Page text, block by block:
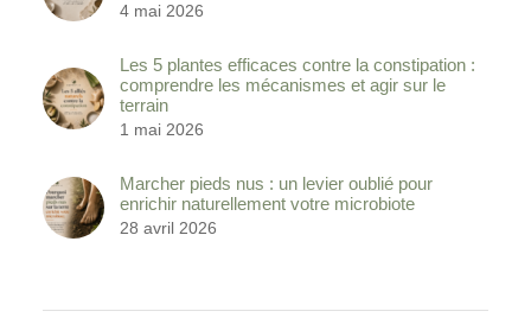
4 mai 2026
Les 5 plantes efficaces contre la constipation :
comprendre les mécanismes et agir sur le
terrain
1 mai 2026
Marcher pieds nus : un levier oublié pour
enrichir naturellement votre microbiote
28 avril 2026